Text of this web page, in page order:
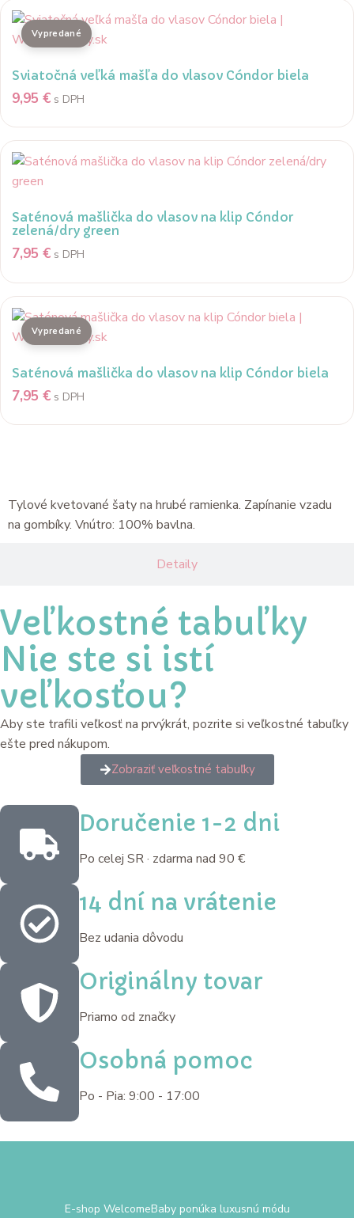
Sviatočná veľká mašľa do vlasov Cóndor biela
9,95 € s DPH
Saténová mašlička do vlasov na klip Cóndor
zelená/dry green
7,95 € s DPH
Saténová mašlička do vlasov na klip Cóndor biela
7,95 € s DPH
Detaily
Tylové kvetované šaty na hrubé ramienka. Zapínanie vzadu
na gombíky. Vnútro: 100% bavlna.
Veľkostné tabuľky
Nie ste si istí
veľkosťou?
Aby ste trafili veľkosť na prvýkrát, pozrite si veľkostné tabuľky
ešte pred nákupom.
Zobraziť veľkostné tabuľky
Doručenie 1-2 dni
Po celej SR · zdarma nad 90 €
14 dní na vrátenie
Bez udania dôvodu
Originálny tovar
Priamo od značky
Osobná pomoc
Po - Pia: 9:00 - 17:00
E-shop WelcomeBaby ponúka luxusnú módu